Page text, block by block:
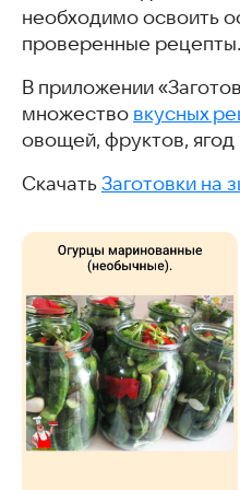
необходимо освоить
проверенные рецепты.
В приложении
множество вкусных
овощей, фруктов, ягод
Скачать Заготовки на